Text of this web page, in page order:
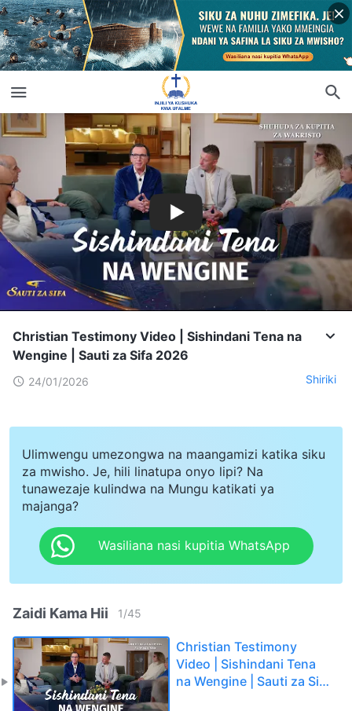
Christian Testimony Video | Sishindani Tena na
Wengine | Sauti za Sifa 2026
24/01/2026 Shiriki
Ulimwengu umezongwa na maangamizi katika siku
za mwisho. Je, hili linatupa onyo lipi? Na
tunawezaje kulindwa na Mungu katikati ya
majanga?
Wasiliana nasi kupitia WhatsApp
Zaidi Kama Hii 1/45
Christian Testimony
Video | Sishindani Tena
na Wengine | Sauti za Sifa